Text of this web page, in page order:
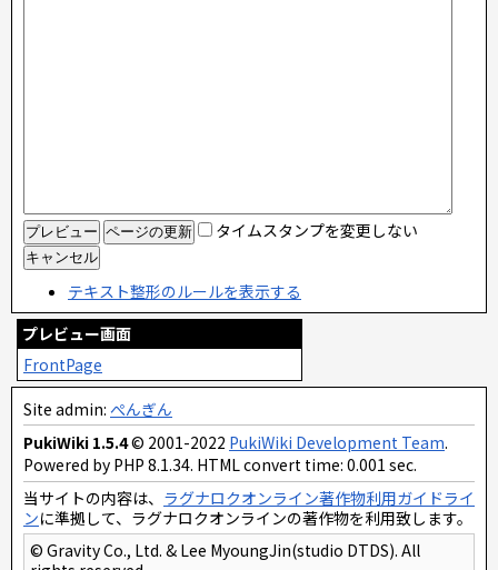
タイムスタンプを変更しない
テキスト整形のルールを表示する
プレビュー画面
FrontPage
Site admin: ぺんぎん
PukiWiki 1.5.4© 2001-2022 PukiWiki Development Team.
Powered by PHP 8.1.34. HTML convert time: 0.001 sec.
当サイトの内容は、 ラグナロクオンライン著作物利用ガイドライ
ンに準拠して、ラグナロクオンラインの著作物を利用致します。
© Gravity Co., Ltd. & Lee MyoungJin(studio DTDS). All